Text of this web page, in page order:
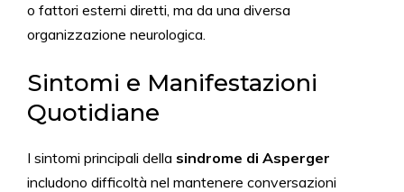
o fattori esterni diretti, ma da una diversa
organizzazione neurologica.
Sintomi e Manifestazioni
Quotidiane
I sintomi principali della sindrome di Asperger
includono difficoltà nel mantenere conversazioni